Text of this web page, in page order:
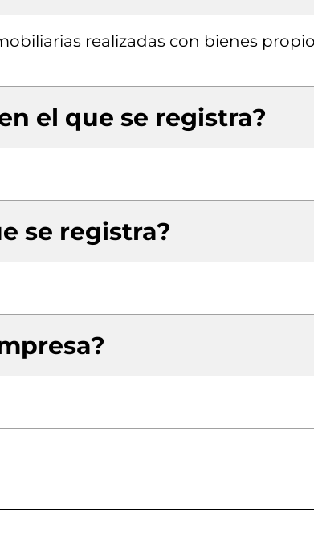
realizadas con bienes
el que se registra?
se registra?